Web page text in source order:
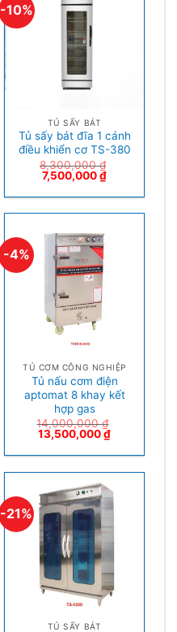
-10%
TỦ SẤY BÁT
Tủ sấy bát đĩa 1 cánh
điều khiển cơ TS-380
8,300,000₫
7,500,000₫
-4%
TỦ CƠM CÔNG NGHIỆP
Tủ nấu cơm điện
aptomat 8 khay kết
hợp gas
14,000,000₫
13,500,000₫
-21%
TỦ SẤY BÁT